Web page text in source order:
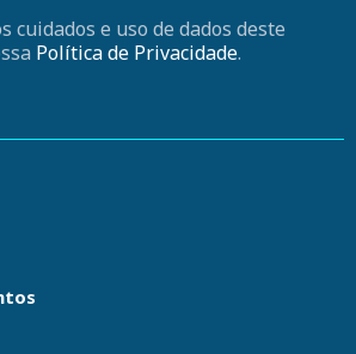
cuidados e uso de dados deste
Política de Privacidade.